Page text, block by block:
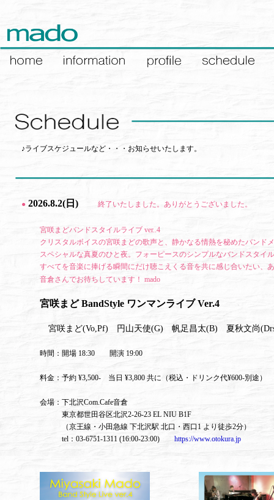
♪ライブスケジュールなど・・・お知らせいたします。
● 2026.8.2(日) 終了いたしました。ありがとうございました。
宮咲まどバンドスタイルライブ ver..4
クリスタルボイスの宮咲まどの歌声と、静かなる情熱を秘めたバンド
スペシャルな真夏のひと夜。フォーピースのシンプルなバンドスタイ
すべてを音楽に捧げる瞬間にだけ聴こえくる音を共に感じ合いたい、
音倉さんでお待ちしています！ mado
宮咲まど BandStyle ワンマンライブ Ver.4
宮咲まど(Vo,Pf) 円山天使(G) 帆足昌太(B) 夏秋文尚
時間：開場 18:30 開演 19:00
料金：予約 ¥3,500- 当日 ¥3,800 共に（税込・ドリンク代¥600-別途）
会場：下北沢Com.Cafe音倉
東京都世田谷区北沢2-26-23 EL NIU B1F
（京王線・小田急線 下北沢駅 北口・西口1 より徒歩2分）
tel：03-6751-1311 (16:00-23:00) https://www.otokura.jp